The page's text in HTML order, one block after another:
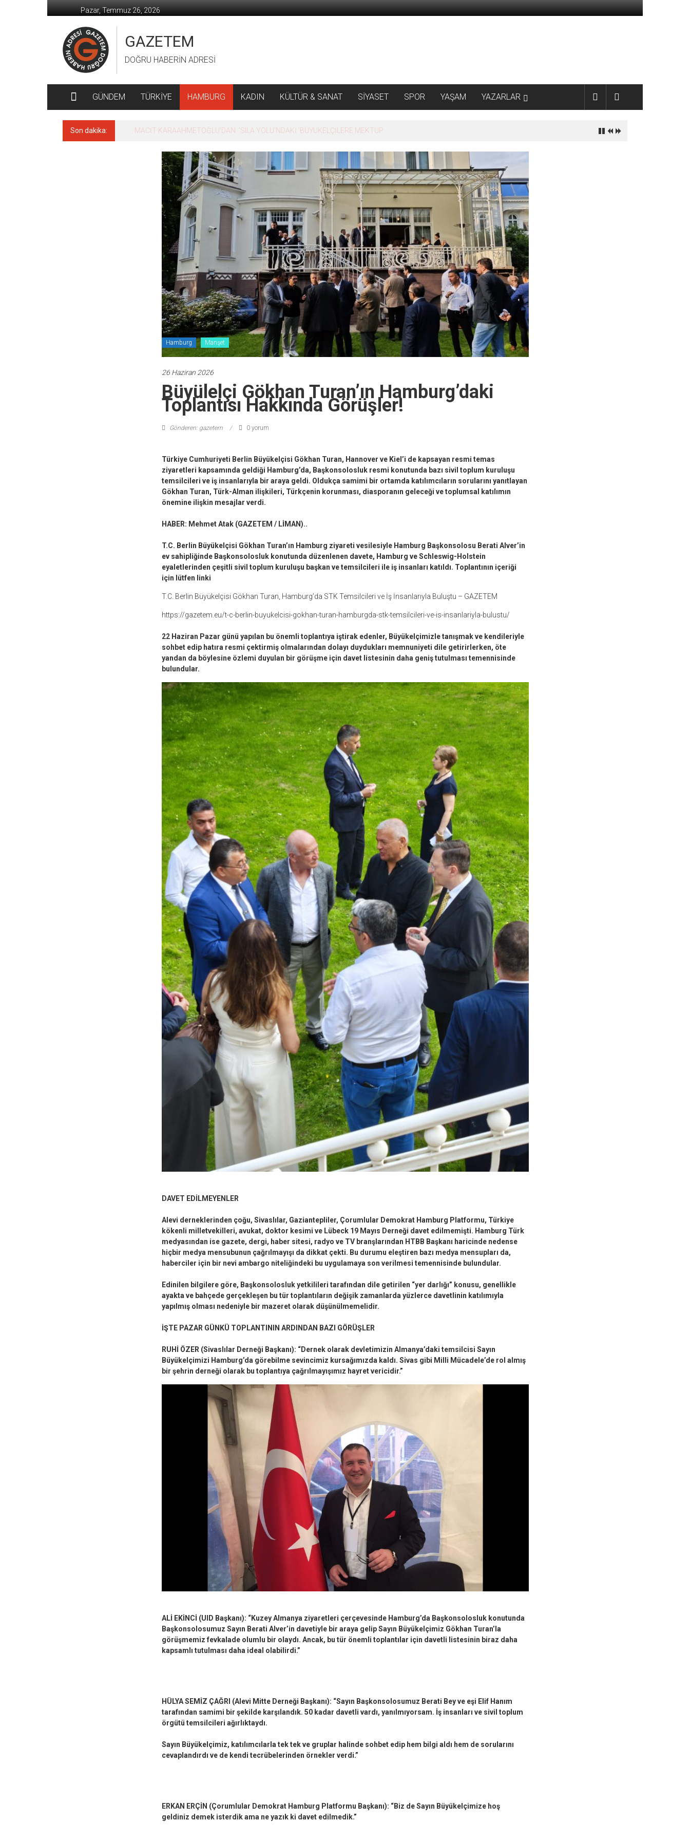
geç
Pazar, Temmuz 26, 2026
GAZETEM
DOĞRU HABERİN ADRESİ
GÜNDEM TÜRKİYE HAMBURG KADIN KÜLTÜR & SANAT SİYASET SPOR YAŞAM YAZARLAR
Son dakika: MACİT KARAAHMETOĞLU’DAN ‘SILA YOLU’NDAKİ ’BÜYÜKELÇİLERE MEKTUP
Hamburg Manşet
26 Haziran 2026
Büyülelçi Gökhan Turan’ın Hamburg’daki
Toplantısı Hakkında Görüşler!
Gönderen: gazetem 0 yorum
Türkiye Cumhuriyeti Berlin Büyükelçisi Gökhan Turan, Hannover ve Kiel’i de kapsayan resmi temas
ziyaretleri kapsamında geldiği Hamburg’da, Başkonsolosluk resmi konutunda bazı sivil toplum kuruluşu
temsilcileri ve iş insanlarıyla bir araya geldi. Oldukça samimi bir ortamda katılımcıların sorularını yanıtlayan
Gökhan Turan, Türk-Alman ilişkileri, Türkçenin korunması, diasporanın geleceği ve toplumsal katılımın
önemine ilişkin mesajlar verdi.
HABER: Mehmet Atak (GAZETEM / LİMAN)..
T.C. Berlin Büyükelçisi Gökhan Turan’ın Hamburg ziyareti vesilesiyle Hamburg Başkonsolosu Berati Alver’in
ev sahipliğinde Başkonsolosluk konutunda düzenlenen davete, Hamburg ve Schleswig-Holstein
eyaletlerinden çeşitli sivil toplum kuruluşu başkan ve temsilcileri ile iş insanları katıldı. Toplantının içeriği
için lütfen linki
T.C. Berlin Büyükelçisi Gökhan Turan, Hamburg’da STK Temsilcileri ve İş İnsanlarıyla Buluştu – GAZETEM
https://gazetem.eu/t-c-berlin-buyukelcisi-gokhan-turan-hamburgda-stk-temsilcileri-ve-is-insanlariyla-bulustu/
22 Haziran Pazar günü yapılan bu önemli toplantıya iştirak edenler, Büyükelçimizle tanışmak ve kendileriyle
sohbet edip hatıra resmi çektirmiş olmalarından dolayı duydukları memnuniyeti dile getirirlerken, öte
yandan da böylesine özlemi duyulan bir görüşme için davet listesinin daha geniş tutulması temennisinde
bulundular.
DAVET EDİLMEYENLER
Alevi derneklerinden çoğu, Sivaslılar, Gaziantepliler, Çorumlular Demokrat Hamburg Platformu, Türkiye
kökenli milletvekilleri, avukat, doktor kesimi ve Lübeck 19 Mayıs Derneği davet edilmemişti. Hamburg Türk
medyasından ise gazete, dergi, haber sitesi, radyo ve TV branşlarından HTBB Başkanı haricinde nedense
hiçbir medya mensubunun çağrılmayışı da dikkat çekti. Bu durumu eleştiren bazı medya mensupları da,
haberciler için bir nevi ambargo niteliğindeki bu uygulamaya son verilmesi temennisinde bulundular.
Edinilen bilgilere göre, Başkonsolosluk yetkilileri tarafından dile getirilen “yer darlığı” konusu, genellikle
ayakta ve bahçede gerçekleşen bu tür toplantıların değişik zamanlarda yüzlerce davetlinin katılımıyla
yapılmış olması nedeniyle bir mazeret olarak düşünülmemelidir.
İŞTE PAZAR GÜNKÜ TOPLANTININ ARDINDAN BAZI GÖRÜŞLER
RUHİ ÖZER (Sivaslılar Derneği Başkanı): “Dernek olarak devletimizin Almanya’daki temsilcisi Sayın
Büyükelçimizi Hamburg’da görebilme sevincimiz kursağımızda kaldı. Sivas gibi Milli Mücadele’de rol almış
bir şehrin derneği olarak bu toplantıya çağrılmayışımız hayret vericidir.”
ALİ EKİNCİ (UID Başkanı): “Kuzey Almanya ziyaretleri çerçevesinde Hamburg’da Başkonsolosluk konutunda
Başkonsolosumuz Sayın Berati Alver’in davetiyle bir araya gelip Sayın Büyükelçimiz Gökhan Turan’la
görüşmemiz fevkalade olumlu bir olaydı. Ancak, bu tür önemli toplantılar için davetli listesinin biraz daha
kapsamlı tutulması daha ideal olabilirdi.”
HÜLYA SEMİZ ÇAĞRI (Alevi Mitte Derneği Başkanı): “Sayın Başkonsolosumuz Berati Bey ve eşi Elif Hanım
tarafından samimi bir şekilde karşılandık. 50 kadar davetli vardı, yanılmıyorsam. İş insanları ve sivil toplum
örgütü temsilcileri ağırlıktaydı.
Sayın Büyükelçimiz, katılımcılarla tek tek ve gruplar halinde sohbet edip hem bilgi aldı hem de sorularını
cevaplandırdı ve de kendi tecrübelerinden örnekler verdi.”
ERKAN ERÇİN (Çorumlular Demokrat Hamburg Platformu Başkanı): “Biz de Sayın Büyükelçimize hoş
geldiniz demek isterdik ama ne yazık ki davet edilmedik.”